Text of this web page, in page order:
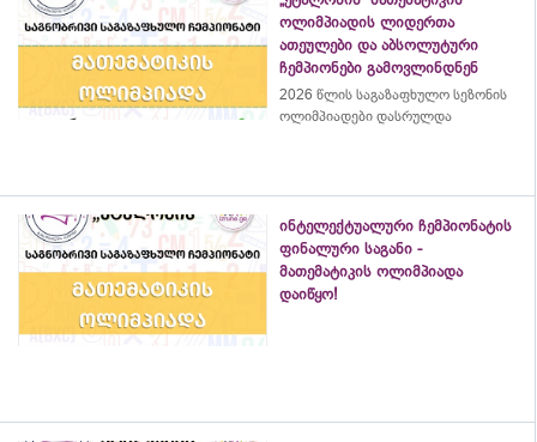
ოლიმპიადის ლიდერთა
ათეულები და აბსოლუტური
ჩემპიონები გამოვლინდნენ
2026 წლის საგაზაფხულო სეზონის
ოლიმპიადები დასრულდა
ინტელექტუალური ჩემპიონატის
ფინალური საგანი -
მათემატიკის ოლიმპიადა
დაიწყო!